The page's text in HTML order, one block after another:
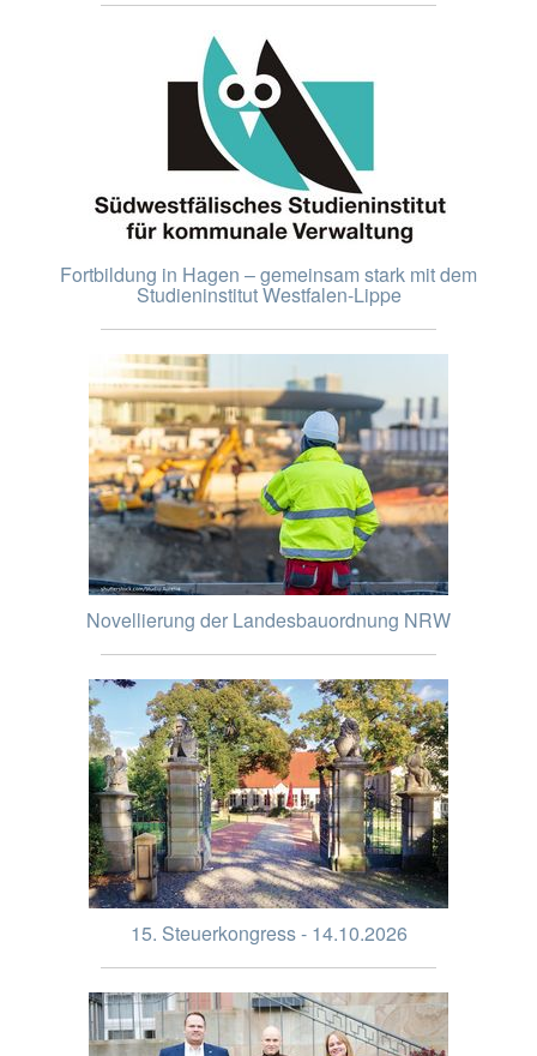
Fortbildung in Hagen – gemeinsam stark mit dem
Studieninstitut Westfalen-Lippe
Novellierung der Landesbauordnung NRW
15. Steuerkongress - 14.10.2026